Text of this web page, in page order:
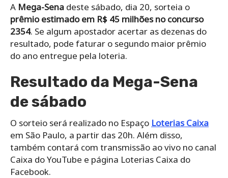
A Mega-Sena deste sábado, dia 20, sorteia o
prêmio estimado em R$ 45 milhões no concurso
2354. Se algum apostador acertar as dezenas do
resultado, pode faturar o segundo maior prêmio
do ano entregue pela loteria.
Resultado da Mega-Sena
de sábado
O sorteio será realizado no Espaço Loterias Caixa
em São Paulo, a partir das 20h. Além disso,
também contará com transmissão ao vivo no canal
Caixa do YouTube e página Loterias Caixa do
Facebook.